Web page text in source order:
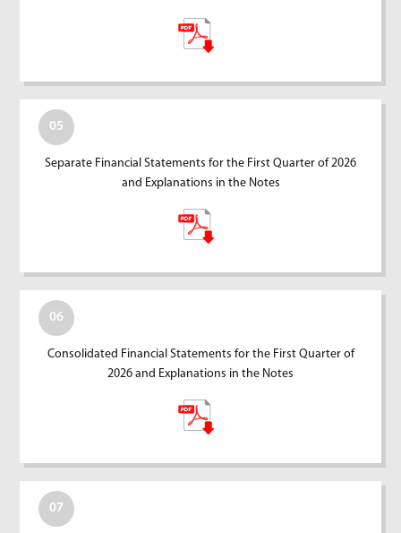
05
Separate Financial Statements for the First Quarter of 2026
and Explanations in the Notes
06
Consolidated Financial Statements for the First Quarter of
2026 and Explanations in the Notes
07